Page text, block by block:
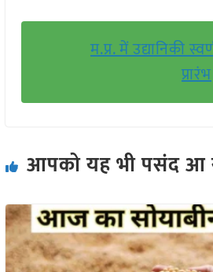
म.प्र. में उद्यानिकी
प्रारंभ
आपको यह भी पसंद आ